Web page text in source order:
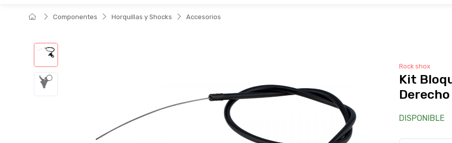
Componentes Horquillas y Shocks Accesorios
Rock shox
Kit
DISPONIBLE